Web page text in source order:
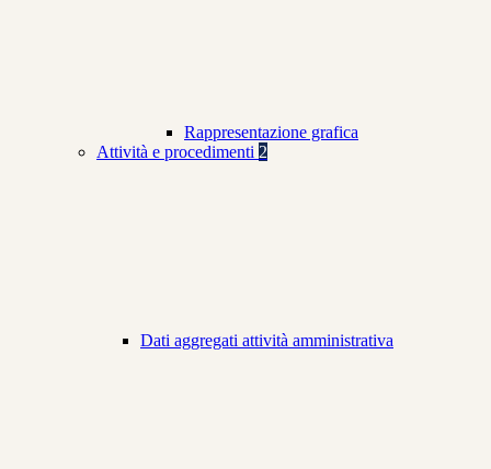
Rappresentazione grafica
Attività e procedimenti 2
Dati aggregati attività amministrativa